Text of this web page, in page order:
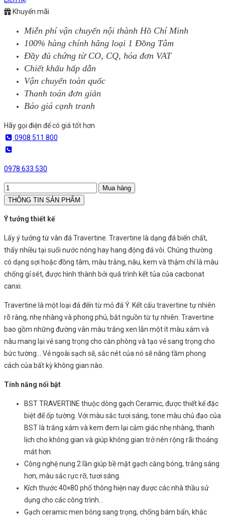
Khuyến mãi
Miễn phí vận chuyển nội thành Hồ Chí Minh
100% hàng chính hãng loại 1 Đồng Tâm
Đầy đủ chứng từ CO, CQ, hóa đơn VAT
Chiết khấu hấp dẫn
Vận chuyển toàn quốc
Thanh toán đơn giản
Báo giá cạnh tranh
Hãy gọi điện để có giá tốt hơn
0908 511 800
0978 633 530
Mua hàng
THÔNG TIN SẢN PHẨM
Ý tưởng thiết kế
Lấy ý tưởng từ vân đá Travertine. Travertine là dạng đá biến chất,
thấy nhiều tại suối nước nóng hay hang động đá vôi. Chúng thường
có dạng sợi hoặc đồng tâm, màu trắng, nâu, kem và thậm chí là màu
chống gỉ sét, được hình thành bởi quá trình kết tủa của cacbonat
canxi.
Travertine là một loại đá đến từ mỏ đá Ý. Kết cấu travertine tự nhiên
rõ ràng, nhẹ nhàng và phong phú, bắt nguồn từ tự nhiên. Travertine
bao gồm những đường vân màu trắng xen lẫn một ít màu xám và
nâu mang lại vẻ sang trọng cho căn phòng và tạo vẻ sang trọng cho
bức tường… Vẻ ngoài sạch sẽ, sắc nét của nó sẽ nâng tầm phong
cách của bất kỳ không gian nào.
Tính năng nổi bật
BST TRAVERTINE thuộc dòng gạch Ceramic, được thiết kế đặc
biệt để ốp tường. Với màu sắc tươi sáng, tone màu chủ đạo của
BST là trắng xám và kem đem lại cảm giác nhẹ nhàng, thanh
lịch cho không gian và giúp không gian trở nên rộng rãi thoáng
mát hơn.
Công nghệ nung 2 lần giúp bề mặt gạch căng bóng, trắng sáng
hơn, màu sắc rực rỡ, tươi sáng.
Kích thước 40×80 phổ thông hiện nay được các nhà thầu sử
dụng cho các công trình…
Gạch ceramic men bóng sang trọng, chống bám bẩn, khắc